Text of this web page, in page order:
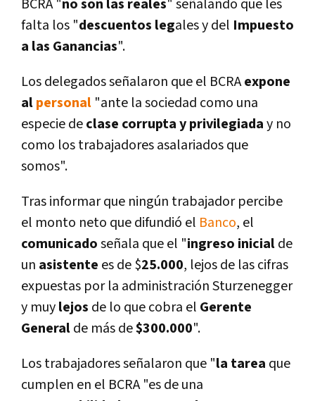
BCRA "no son las reales" señalando que les
falta los "descuentos legales y del Impuesto
a las Ganancias".
Los delegados señalaron que el BCRAexpone
alpersonal "ante la sociedad como una
especie declase corrupta y privilegiaday no
como los trabajadores asalariados que
somos".
Tras informar que ningún trabajador percibe
el monto neto que difundió el Banco, el
comunicadoseñala que el "ingreso inicialde
un asistente es de $25.000, lejos de las cifras
expuestas por la administración Sturzenegger
y muylejos de lo que cobra el Gerente
Generalde más de$300.000".
Los trabajadores señalaron que "la tarea que
cumplen en el BCRA "es de una